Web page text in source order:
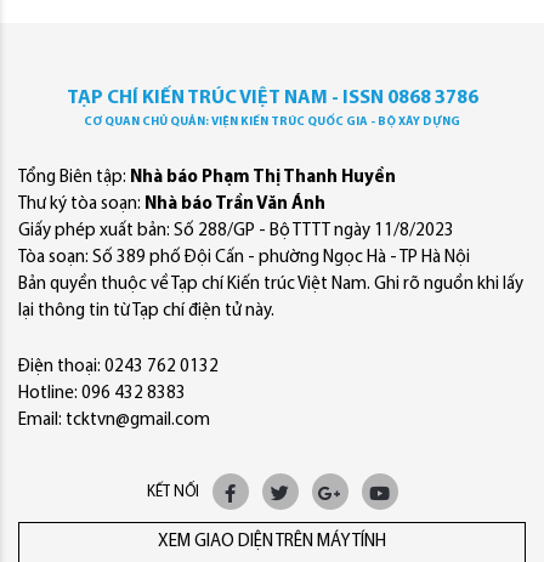
TẠP CHÍ KIẾN TRÚC VIỆT NAM - ISSN 0868 3786
CƠ QUAN CHỦ QUẢN: VIỆN KIẾN TRÚC QUỐC GIA - BỘ XÂY DỰNG
Tổng Biên tập: Nhà báo Phạm Thị Thanh Huyền
Thư ký tòa soạn: Nhà báo Trần Văn Ánh
Giấy phép xuất bản: Số 288/GP - Bộ TTTT ngày 11/8/2023
Tòa soạn: Số 389 phố Đội Cấn - phường Ngọc Hà - TP Hà Nội
Bản quyền thuộc về Tạp chí Kiến trúc Việt Nam. Ghi rõ nguồn khi lấy
lại thông tin từ Tạp chí điện tử này.
Điện thoại: 0243 762 0132
Hotline: 096 432 8383
Email: tcktvn@gmail.com
KẾT NỐI
XEM GIAO DIỆN TRÊN MÁY TÍNH